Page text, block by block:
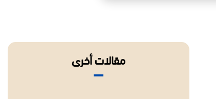
مقالات أخرى